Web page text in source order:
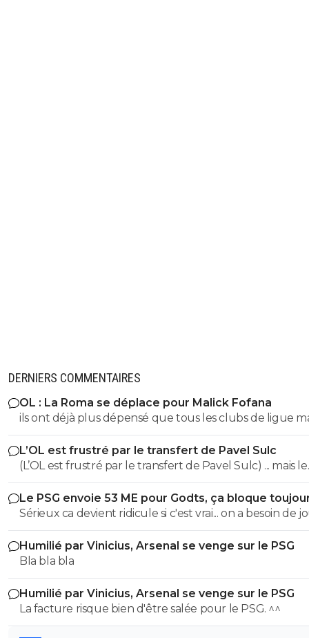
DERNIERS COMMENTAIRES
OL : La Roma se déplace pour Malick Fofana
ils ont déjà plus dépensé que tous les clubs de ligue
réunis hors quatar.. ils veulent juste profitez au
des clubs qui sont beaucoup plus mal lotis qu'eux
du plus fort tout simplement..
L’OL est frustré par le transfert de Pavel Sulc
(L’OL est frustré par le transfert de Pavel Sulc) ... mais le
public aussi commence a être frustré ... la vente de ces
"excellents" joueurs dont fait partie Pavel Sulc ... pour
récupérer quoi ? qui? À un moment donné il faudra
arriver a construire dans le long terme... et avec ,
avec , une équipe régulière ça finira par payer, mais là pour
l'instant, ???
Le PSG envoie 53 ME pour Godts, ça bloque
Sérieux ca devient ridicule si c'est vrai... on a besoin de
pour la supercoupe ! sérieux a 5 ou 7M€ pres, go !!
Humilié par Vinicius, Arsenal se venge sur le PSG
Bla bla bla
Humilié par Vinicius, Arsenal se venge sur le PSG
La facture risque bien d'être salée pour le PSG. ^^